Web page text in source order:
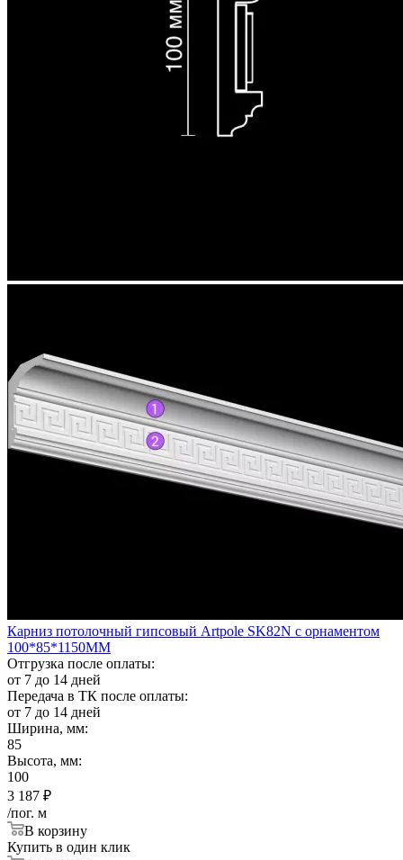
Карниз потолочный гипсовый Artpole SK82N с орнаментом
100*85*1150ММ
Отгрузка после оплаты:
от 7 до 14 дней
Передача в ТК после оплаты:
от 7 до 14 дней
Ширина, мм:
85
Высота, мм:
100
3 187 ₽
/пог. м
В корзину
Купить в один клик